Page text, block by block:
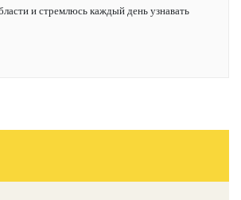
и стремлюсь каждый день узнавать